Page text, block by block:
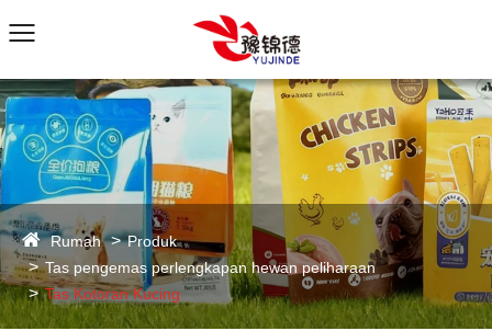
Rumah
Produk
Tas pengemas perlengkapan hewan peliharaan
Tas Kotoran Kucing